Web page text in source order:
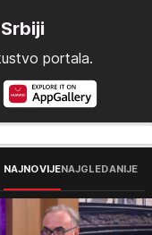
portala.
NAJNOVIJENAJGLEDANIJE